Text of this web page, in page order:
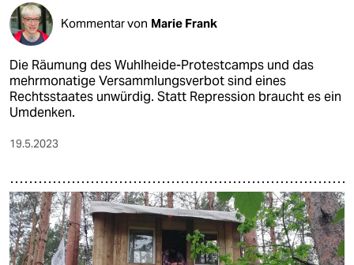
Kommentar von Marie Frank
Die Räumung des Wuhlheide-Protestcamps und das
mehrmonatige Versammlungsverbot sind eines
Rechtsstaates unwürdig. Statt Repression braucht es ein
Umdenken.
19.5.2023